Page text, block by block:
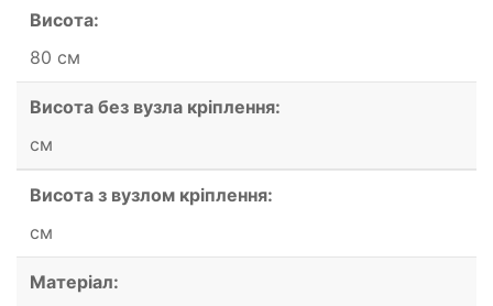
Висота:
80 см
Висота без вузла кріплення:
см
Висота з вузлом кріплення:
см
Матеріал: